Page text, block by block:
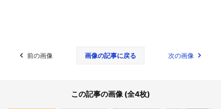
前の画像 画像の記事に戻る 次の画像
この記事の画像 (全4枚)